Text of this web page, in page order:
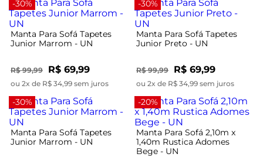
-30%
Manta Para Sofá Tapetes
Junior Marrom - UN
R$ 99,99 R$ 69,99
ou 2x de R$ 34,99 sem juros
-30%
Manta Para Sofá Tapetes
Junior Preto - UN
R$ 99,99 R$ 69,99
ou 2x de R$ 34,99 sem juros
-30%
Manta Para Sofá Tapetes
Junior Marrom - UN
-20%
Manta Para Sofá 2,10m x
1,40m Rustica Adomes
Bege - UN